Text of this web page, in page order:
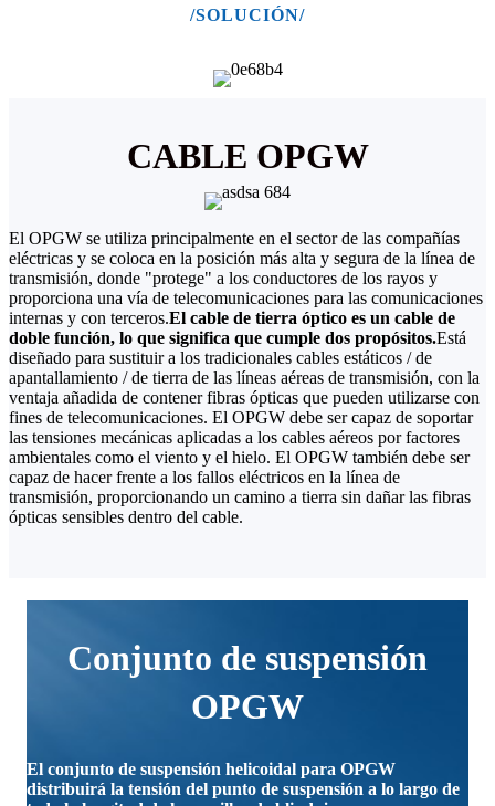
/SOLUCIÓN/
CABLE OPGW
El OPGW se utiliza principalmente en el sector de las compañías
eléctricas y se coloca en la posición más alta y segura de la línea de
transmisión, donde "protege" a los conductores de los rayos y
proporciona una vía de telecomunicaciones para las comunicaciones
internas y con terceros.El cable de tierra óptico es un cable de
doble función, lo que significa que cumple dos propósitos.Está
diseñado para sustituir a los tradicionales cables estáticos / de
apantallamiento / de tierra de las líneas aéreas de transmisión, con la
ventaja añadida de contener fibras ópticas que pueden utilizarse con
fines de telecomunicaciones. El OPGW debe ser capaz de soportar
las tensiones mecánicas aplicadas a los cables aéreos por factores
ambientales como el viento y el hielo. El OPGW también debe ser
capaz de hacer frente a los fallos eléctricos en la línea de
transmisión, proporcionando un camino a tierra sin dañar las fibras
ópticas sensibles dentro del cable.
Conjunto de suspensión
OPGW
El conjunto de suspensión helicoidal para OPGW
distribuirá la tensión del punto de suspensión a lo largo de